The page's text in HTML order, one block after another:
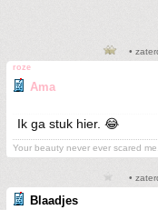
•
roze
Ama
Ik ga stuk hier. 😂
Your beauty never ever scared me.
•
Blaadjes